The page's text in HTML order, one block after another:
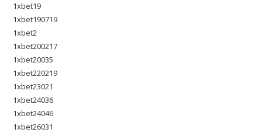
1xbet19
1xbet190719
1xbet2
1xbet200217
1xbet20035
1xbet220219
1xbet23021
1xbet24036
1xbet24046
1xbet26031